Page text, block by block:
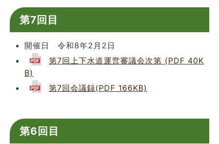
第7回目
開催日 令和8年2月2日
第7回上下水道運営審議会次第 (PDF 40K
B)
第7回会議録(PDF 166KB)
第6回目